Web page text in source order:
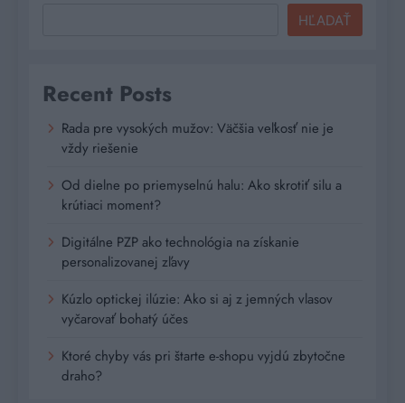
HĽADAŤ
Recent Posts
Rada pre vysokých mužov: Väčšia veľkosť nie je
vždy riešenie
Od dielne po priemyselnú halu: Ako skrotiť silu a
krútiaci moment?
Digitálne PZP ako technológia na získanie
personalizovanej zľavy
Kúzlo optickej ilúzie: Ako si aj z jemných vlasov
vyčarovať bohatý účes
Ktoré chyby vás pri štarte e-shopu vyjdú zbytočne
draho?